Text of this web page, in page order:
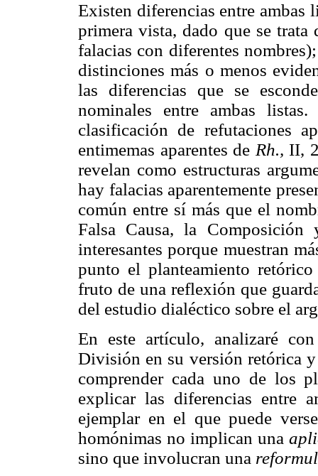
Existen diferencias entre ambas
primera vista, dado que se trata
falacias con diferentes
distinciones más o menos
las diferencias que se
nominales entre ambas
clasificación de refutaciones
entimemas aparentes de Rh., II,
revelan como estructuras
hay falacias aparentemente
común entre sí más que el
Falsa Causa, la
interesantes porque muestran
punto el planteamiento
fruto de una reflexión que
del estudio dialéctico sobre el
En este artículo, analizaré
División en su versión retórica
comprender cada uno de los
explicar las diferencias entre
ejemplar en el que puede
homónimas no implican una
sino que involucran una